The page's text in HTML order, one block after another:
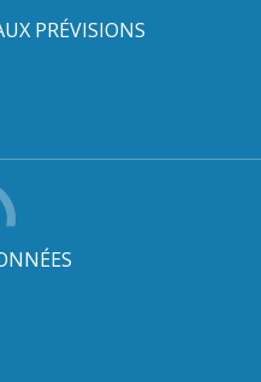
PRÉVISIONS